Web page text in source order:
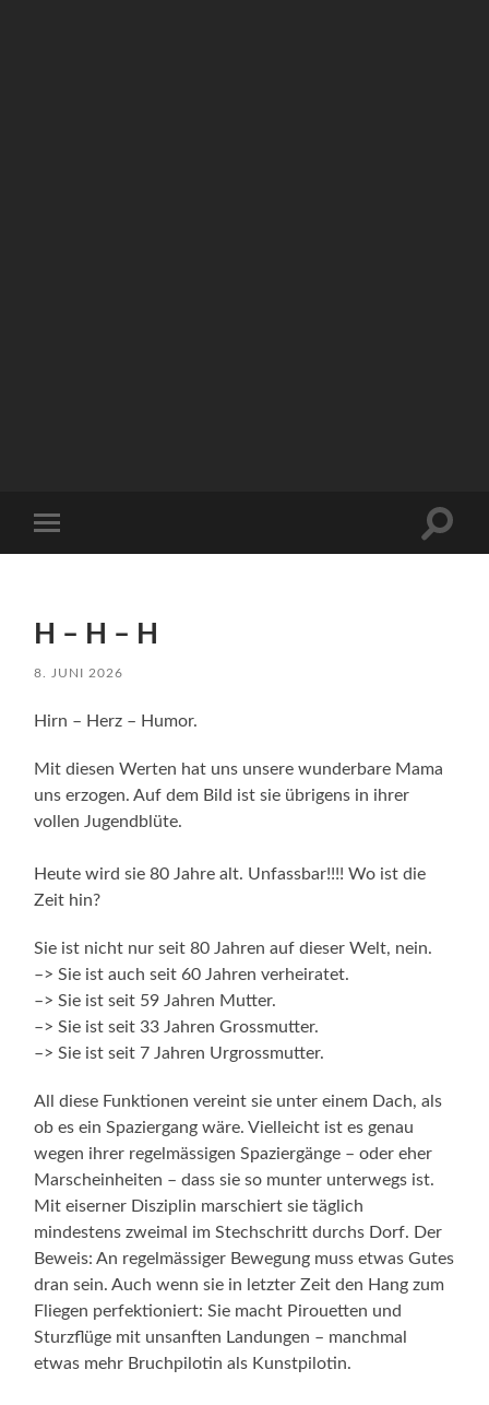
Menü
H – H – H
8. JUNI 2026
Hirn – Herz – Humor.
Mit diesen Werten hat uns unsere wunderbare Mama
uns erzogen. Auf dem Bild ist sie übrigens in ihrer
vollen Jugendblüte.
Heute wird sie 80 Jahre alt. Unfassbar!!!! Wo ist die
Zeit hin?
Sie ist nicht nur seit 80 Jahren auf dieser Welt, nein.
–> Sie ist auch seit 60 Jahren verheiratet.
–> Sie ist seit 59 Jahren Mutter.
–> Sie ist seit 33 Jahren Grossmutter.
–> Sie ist seit 7 Jahren Urgrossmutter.
All diese Funktionen vereint sie unter einem Dach, als
ob es ein Spaziergang wäre. Vielleicht ist es genau
wegen ihrer regelmässigen Spaziergänge – oder eher
Marscheinheiten – dass sie so munter unterwegs ist.
Mit eiserner Disziplin marschiert sie täglich
mindestens zweimal im Stechschritt durchs Dorf. Der
Beweis: An regelmässiger Bewegung muss etwas Gutes
dran sein. Auch wenn sie in letzter Zeit den Hang zum
Fliegen perfektioniert: Sie macht Pirouetten und
Sturzflüge mit unsanften Landungen – manchmal
etwas mehr Bruchpilotin als Kunstpilotin.